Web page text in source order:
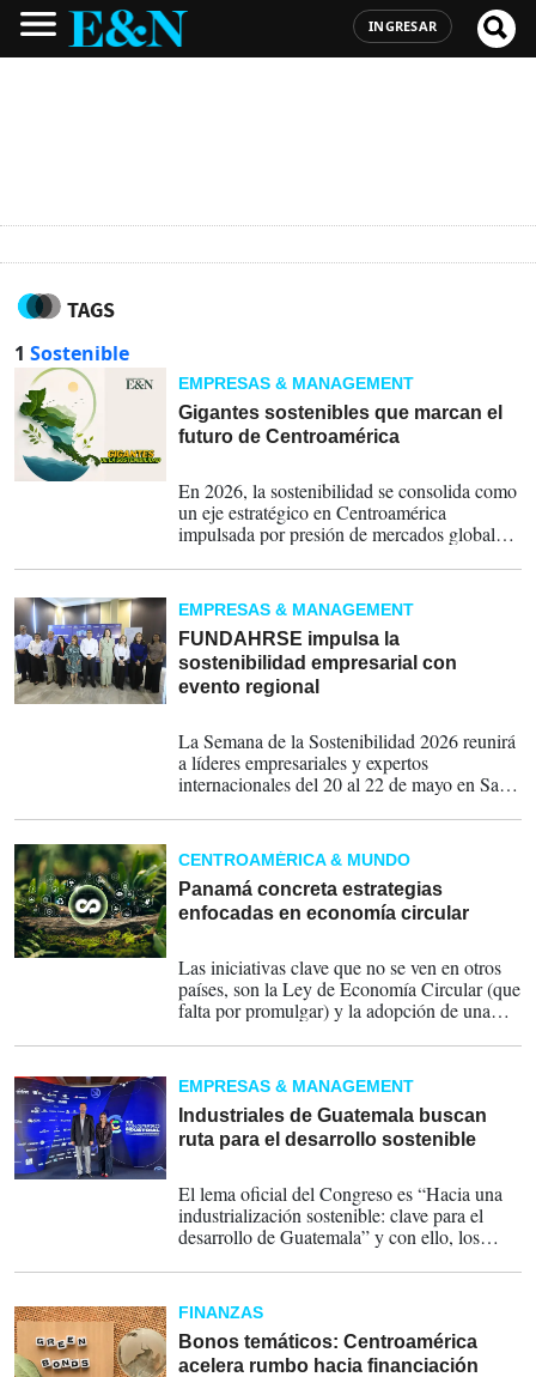
INGRESAR
TAGS
1 Sostenible
EMPRESAS & MANAGEMENT
Gigantes sostenibles que marcan el
futuro de Centroamérica
En 2026, la sostenibilidad se consolida como
un eje estratégico en Centroamérica
impulsada por presión de mercados globales,
exigentes. El ecosistema empresarial de la
región avanza hacia el futuro sustentable.
EMPRESAS & MANAGEMENT
FUNDAHRSE impulsa la
sostenibilidad empresarial con
evento regional
La Semana de la Sostenibilidad 2026 reunirá
a líderes empresariales y expertos
internacionales del 20 al 22 de mayo en San
CENTROAMÉRICA & MUNDO
Panamá concreta estrategias
enfocadas en economía circular
Las iniciativas clave que no se ven en otros
países, son la Ley de Economía Circular (que
falta por promulgar) y la adopción de una
EMPRESAS & MANAGEMENT
Industriales de Guatemala buscan
ruta para el desarrollo sostenible
El lema oficial del Congreso es “Hacia una
industrialización sostenible: clave para el
desarrollo de Guatemala” y con ello, los
del sector productivo, instituciones
nacionales e internacionales, tomadores de
decisión y referentes globales.
FINANZAS
Bonos temáticos: Centroamérica
acelera rumbo hacia financiación